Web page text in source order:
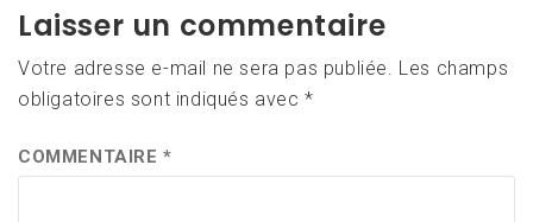
Laisser un commentaire
Votre adresse e-mail ne sera pas publiée. Les champs
obligatoires sont indiqués avec*
COMMENTAIRE*